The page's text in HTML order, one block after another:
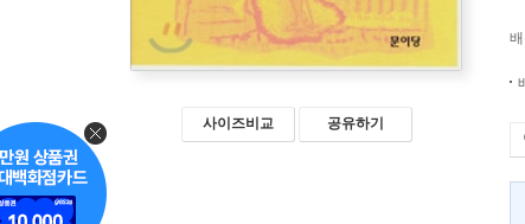
사이즈비교 공유하기